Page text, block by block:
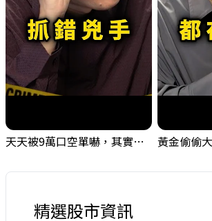
天天被9萬口空單嚇，其實你盯錯地方了｜Mr.Jimmy高志銘 #台股 #外資期貨 #融資
精選股市資訊